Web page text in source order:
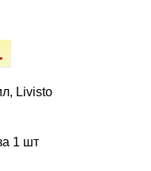
Livisto
1 шт
- ветеринарные диеты
поілки